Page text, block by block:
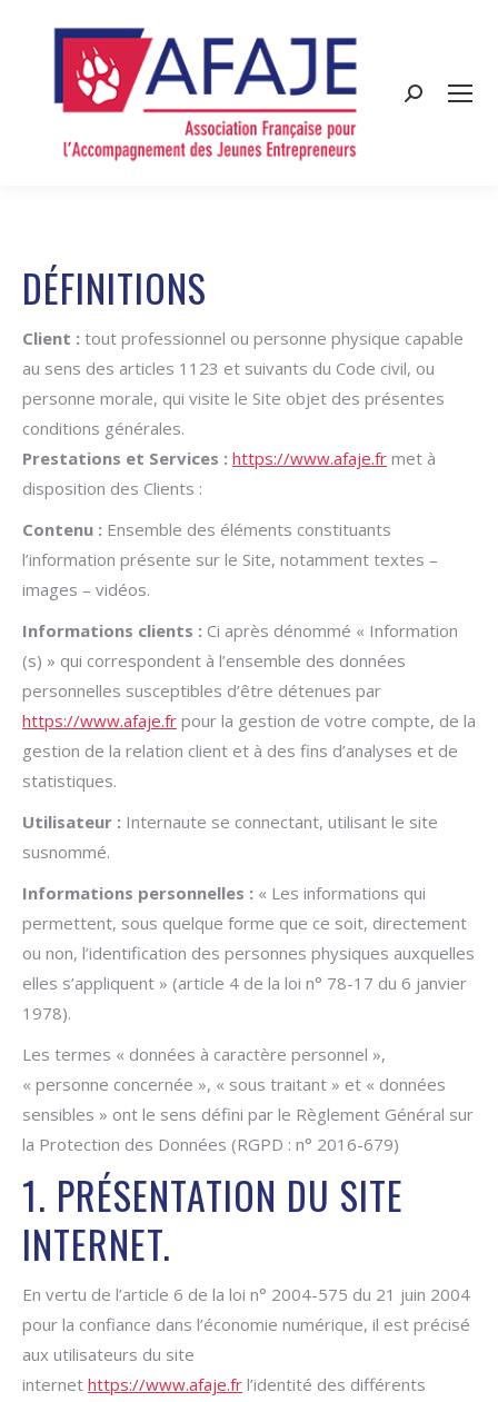
Search:
DÉFINITIONS
Client : tout professionnel ou personne physique capable
au sens des articles 1123 et suivants du Code civil, ou
personne morale, qui visite le Site objet des présentes
conditions générales.
Prestations et Services : https://www.afaje.fr met à
disposition des Clients :
Contenu : Ensemble des éléments constituants
l’information présente sur le Site, notamment textes –
images – vidéos.
Informations clients : Ci après dénommé « Information
(s) » qui correspondent à l’ensemble des données
personnelles susceptibles d’être détenues par
https://www.afaje.fr pour la gestion de votre compte, de la
gestion de la relation client et à des fins d’analyses et de
statistiques.
Utilisateur : Internaute se connectant, utilisant le site
susnommé.
Informations personnelles : « Les informations qui
permettent, sous quelque forme que ce soit, directement
ou non, l’identification des personnes physiques auxquelles
elles s’appliquent » (article 4 de la loi n° 78-17 du 6 janvier
1978).
Les termes « données à caractère personnel »,
« personne concernée », « sous traitant » et « données
sensibles » ont le sens défini par le Règlement Général sur
la Protection des Données (RGPD : n° 2016-679)
1. PRÉSENTATION DU SITE
INTERNET.
En vertu de l’article 6 de la loi n° 2004-575 du 21 juin 2004
pour la confiance dans l’économie numérique, il est précisé
aux utilisateurs du site
internet https://www.afaje.fr l’identité des différents